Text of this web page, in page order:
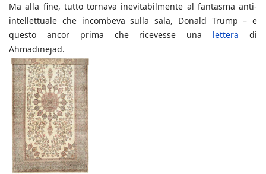
Ma alla fine, tutto tornava inevitabilmente al fantasma anti-
intellettuale che incombeva sulla sala, Donald Trump – e
questo ancor prima che ricevesse una lettera di
Ahmadinejad.